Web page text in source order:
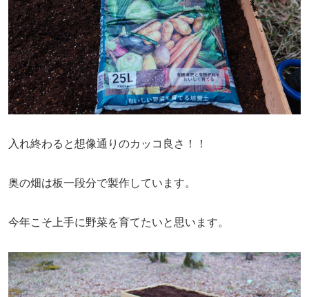
入れ終わると想像通りのカッコ良さ！！
奥の畑は板一段分で製作しています。
今年こそ上手に野菜を育てたいと思います。